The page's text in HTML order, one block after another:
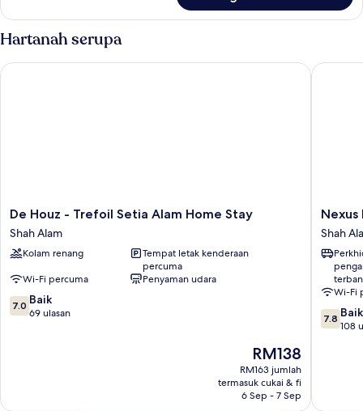
Hartanah serupa
De
Houz
-
Trefoil
Alam
Home
Stay
De Houz - Trefoil Setia Alam Home Stay
Shah Alam
Kolam renang
Tempat letak kenderaan
percuma
Wi-Fi percuma
Penyaman udara
7.0
daripada
7.0 Baik
69 ulasan
Harga
ialah
RM138
RM138
RM163 jumlah
termasuk cukai & fi
6 Sep - 7 Sep
De Houz - Trefoil Setia Alam Home Stay
Nexus
Business
Suite
Hotel
Shah
Alam
Nexus
Shah
Wi-Fi
7.8
7.8 Baik
108
Nexus